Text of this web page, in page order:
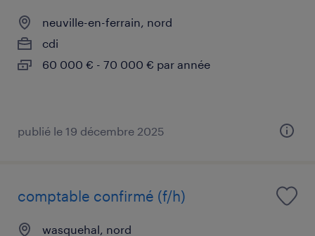
neuville-en-ferrain, nord
cdi
60 000 € - 70 000 € par année
publié le 19 décembre 2025
comptable confirmé (f/h)
wasquehal, nord